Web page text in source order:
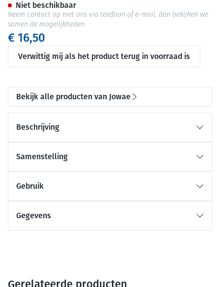
€ 16,50
Verwittig mij als het product terug in voorraad is
Niet beschikbaar
Neem contact op met ons via telefoon of e-mail, dan bekijken we
samen de mogelijkheden.
Bekijk alle producten van Jowae
Beschrijving
Samenstelling
Gebruik
Gegevens
Gerelateerde producten